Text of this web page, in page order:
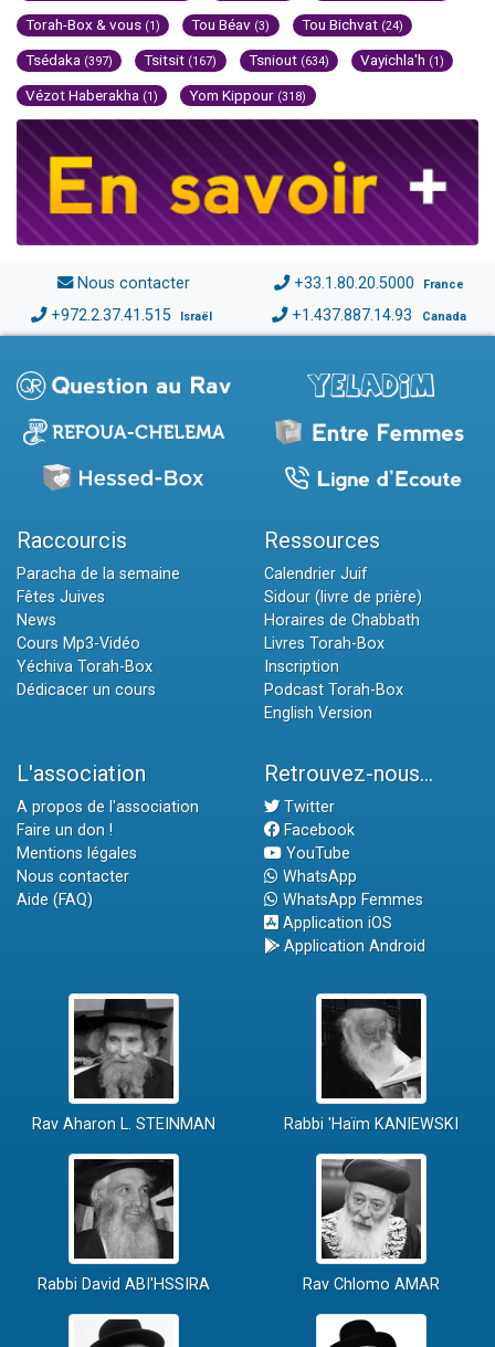
Torah-Box & vous (1) Tou Béav (3) Tou Bichvat (24)
Tsédaka (397) Tsitsit (167) Tsniout (634) Vayichla'h (1)
Vézot Haberakha (1) Yom Kippour (318)
Nous contacter +33.1.80.20.5000 France
+972.2.37.41.515 Israël +1.437.887.14.93 Canada
Raccourcis
Paracha de la semaine
Fêtes Juives
News
Cours Mp3-Vidéo
Yéchiva Torah-Box
Dédicacer un cours
Ressources
Calendrier Juif
Sidour (livre de prière)
Horaires de Chabbath
Livres Torah-Box
Inscription
Podcast Torah-Box
English Version
L'association
A propos de l'association
Faire un don !
Mentions légales
Nous contacter
Aide (FAQ)
Retrouvez-nous...
Twitter
Facebook
YouTube
WhatsApp
WhatsApp Femmes
Application iOS
Application Android
Rav Aharon L. STEINMAN Rabbi 'Haïm KANIEWSKI
Rabbi David ABI'HSSIRA Rav Chlomo AMAR